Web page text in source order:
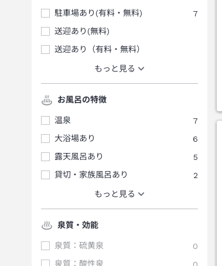
駐車場あり(有料・無料)
7
送迎あり(無料)
送迎あり（有料・無料）
もっと見る
お風呂の特徴
温泉
7
大浴場あり
6
露天風呂あり
5
貸切・家族風呂あり
2
もっと見る
泉質・効能
泉質：硫黄泉
0
泉質：酸性泉
0